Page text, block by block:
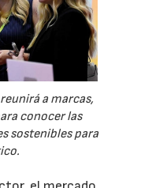
a marcas,
conocer las
sostenibles para